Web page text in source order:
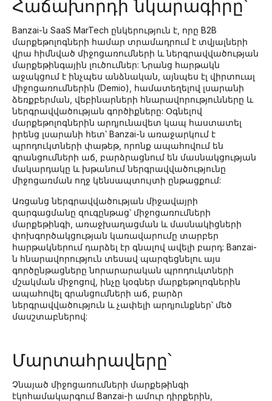
Հաճախորդի նկարագիրը՝
Banzai-ն SaaS MarTech ընկերություն է, որը B2B
մարքեթոլոգների համար տրամադրում է տվյալների
վրա հիմնված միջոցառումների և ներգրավվածության
մարքեթինգային լուծումներ: Նրանց հարթակն
աջակցում է ինչպես անձնական, այնպես էլ վիրտուալ
միջոցառումներին (Demio), համատեղելով լսարանի
ձեռքբերման, վեբինարների հնարավորությունները և
ներգրավվածության գործիքները: Օգնելով
մարքեթոլոգներին արդյունավետ կապ հաստատել
իրենց լսարանի հետ՝ Banzai-ն առաջարկում է
պրոդուկտների փաթեթ, որոնք ապահովում են
գրանցումների աճ, բարձրացնում են մասնակցության
մակարդակը և խթանում ներգրավվածությունը
միջոցառման ողջ կենսապտույտի ընթացքում:
Առցանց ներգրավվածության միջավայրի
զարգացմանը զուգընթաց՝ միջոցառումների
մարքեթինգի, առաջխաղացման և մասնակիցների
փոխգործակցության կառավարումը տարբեր
հարթակներում դարձել էր գնալով ավելի բարդ: Banzai-
ն հնարավորություն տեսավ պարզեցնելու այս
գործընթացները նորարարական պրոդուկտների
մշակման միջոցով, ինչը կօգներ մարքեթոլոգներին
ապահովել գրանցումների աճ, բարձր
ներգրավվածություն և չափելի արդյունքներ՝ մեծ
մասշտաբներով:
Մարտահրավերը՝
Չնայած միջոցառումների մարքեթինգի
էկոհամակարգում Banzai-ի ամուր դիրքերին,